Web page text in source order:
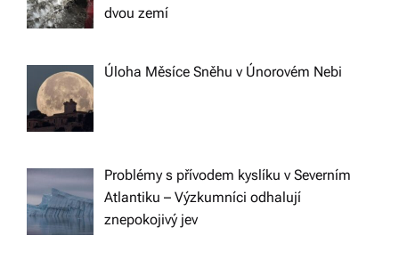
dvou zemí
Úloha Měsíce Sněhu v Únorovém Nebi
Problémy s přívodem kyslíku v Severním
Atlantiku – Výzkumníci odhalují
znepokojivý jev